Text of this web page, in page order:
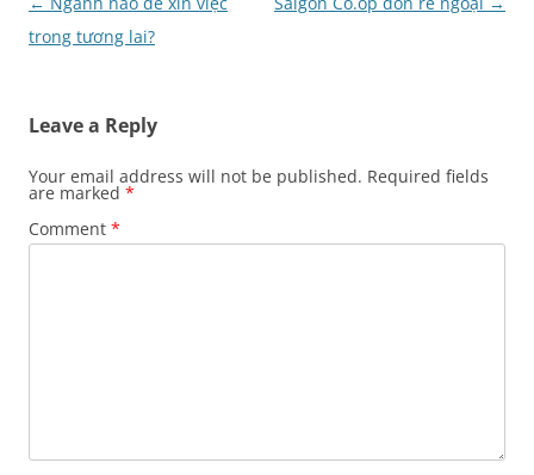
navigation
trong tương lai?
Leave a Reply
Your email address will not be published. Required fields
are marked *
Comment *